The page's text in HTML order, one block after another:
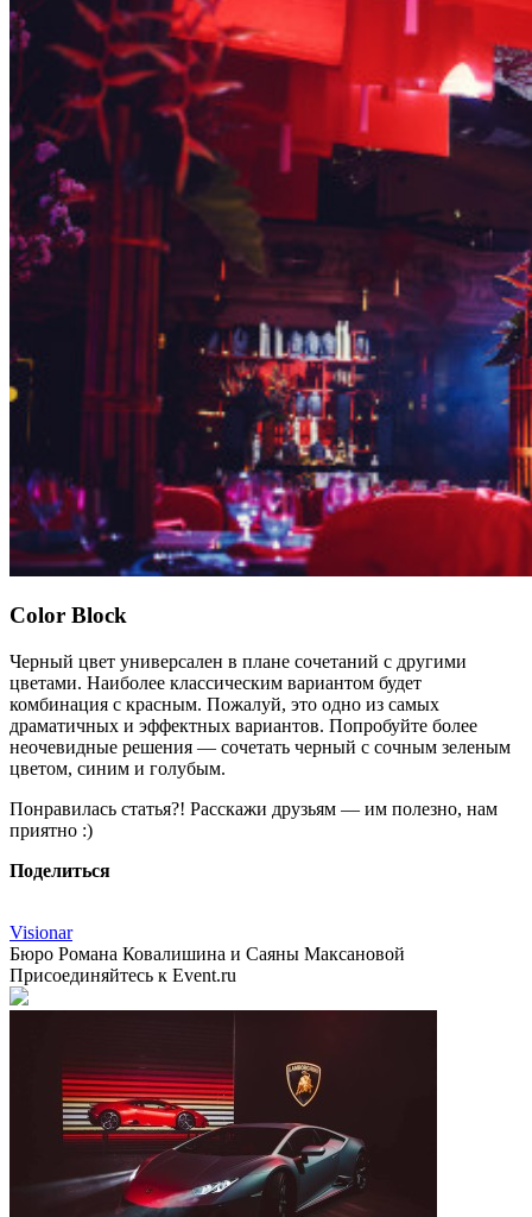
Color Block
Черный цвет универсален в плане сочетаний с другими
цветами. Наиболее классическим вариантом будет
комбинация с красным. Пожалуй, это одно из самых
драматичных и эффектных вариантов. Попробуйте более
неочевидные решения — сочетать черный с сочным зеленым
цветом, синим и голубым.
Понравилась статья?! Расскажи друзьям — им полезно, нам
приятно :)
Поделиться
Visionar
Бюро Романа Ковалишина и Саяны Максановой
Присоединяйтесь к Event.ru